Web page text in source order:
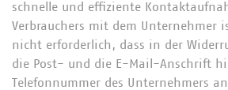
schnelle und effiziente
Verbrauchers mit dem Unternehmer
nicht erforderlich, dass in der
die Post- und die E-Mail-Anschrift
Telefonnummer des Unternehmers